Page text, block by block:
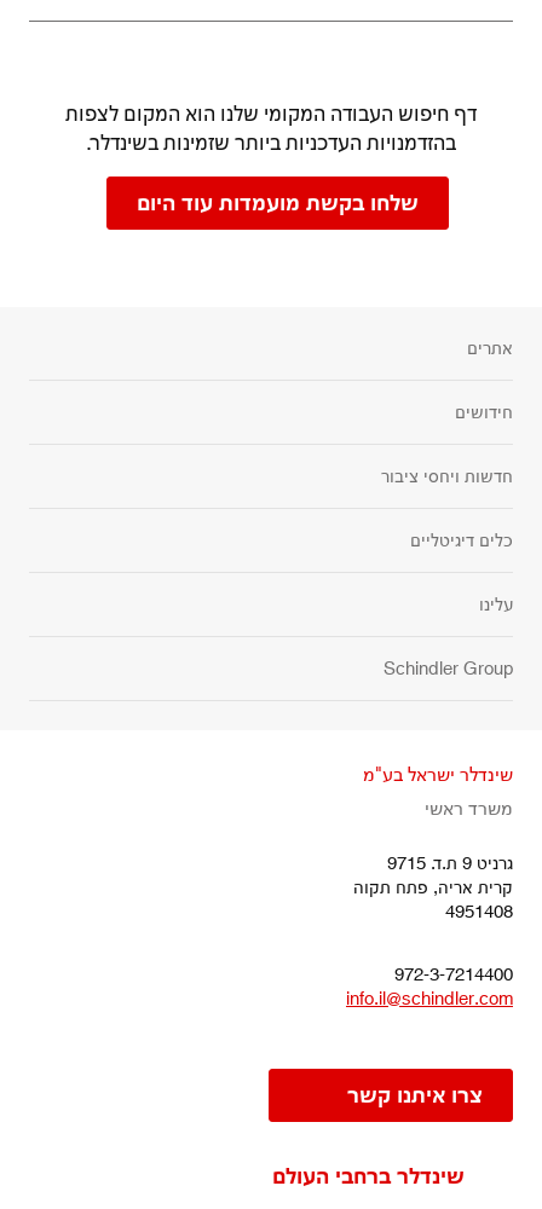
דף חיפוש העבודה המקומי שלנו הוא המקום לצפות
בהזדמנויות העדכניות ביותר שזמינות בשינדלר.
שלחו בקשת מועמדות עוד היום
אתרים
חידושים
חדשות ויחסי ציבור
כלים דיגיטליים
עלינו
Schindler Group
שינדלר ישראל בע"מ
משרד ראשי
גרניט 9 ת.ד. 9715
קרית אריה, פתח תקוה
4951408
972-3-7214400
info.il@schindler.com
צרו איתנו קשר
שינדלר ברחבי העולם